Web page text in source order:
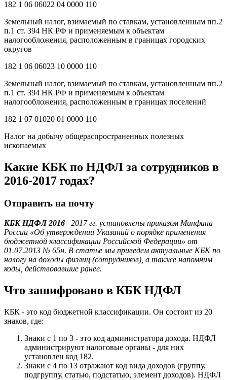
182 1 06 06022 04 0000 110
Земельный налог, взимаемый по ставкам, установленным пп.2
п.1 ст. 394 НК РФ и применяемым к объектам
налогообложения, расположенным в границах городских
округов
182 1 06 06023 10 0000 110
Земельный налог, взимаемый по ставкам, установленным пп.2
п.1 ст. 394 НК РФ и применяемым к объектам
налогообложения, расположенным в границах поселений
182 1 07 01020 01 0000 110
Налог на добычу общераспространенных полезных
ископаемых
Какие КБК по НДФЛ за сотрудников в
2016-2017 годах?
Отправить на почту
КБК НДФЛ 2016 –2017 гг. установлены приказом Минфина
России «Об утверждении Указаний о порядке применения
бюджетной классификации Российской Федерации» от
01.07.2013 № 65н. В статье мы приведем актуальные КБК по
налогу на доходы физлиц (сотрудников), а также напомним
коды, действовавшие ранее.
Что зашифровано в КБК НДФЛ
КБК - это код бюджетной классификации. Он состоит из 20
знаков, где:
Знаки с 1 по 3 - это код администратора дохода. НДФЛ
администрируют налоговые органы - для них
установлен код 182.
Знаки с 4 по 13 отражают код вида доходов (группу,
подгруппу, статью, подстатью, элемент доходов). НДФЛ